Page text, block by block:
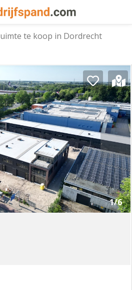
te koop in Dordrecht
1/6